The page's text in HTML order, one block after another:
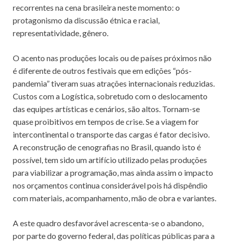
recorrentes na cena brasileira neste momento: o
protagonismo da discussão étnica e racial,
representatividade, gênero.
O acento nas produções locais ou de países próximos não
é diferente de outros festivais que em edições “pós-
pandemia” tiveram suas atrações internacionais reduzidas.
Custos com a Logística, sobretudo com o deslocamento
das equipes artísticas e cenários, são altos. Tornam-se
quase proibitivos em tempos de crise. Se a viagem for
intercontinental o transporte das cargas é fator decisivo.
A reconstrução de cenografias no Brasil, quando isto é
possível, tem sido um artifício utilizado pelas produções
para viabilizar a programação, mas ainda assim o impacto
nos orçamentos continua considerável pois há dispêndio
com materiais, acompanhamento, mão de obra e variantes.
A este quadro desfavorável acrescenta-se o abandono,
por parte do governo federal, das políticas públicas para a